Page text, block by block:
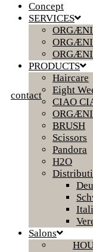
contact
Concept
SERVICES
PRODUCTS
Haircare
Eight
CIAO
BRUSH
Scissors
Pandora
H2O
Salons